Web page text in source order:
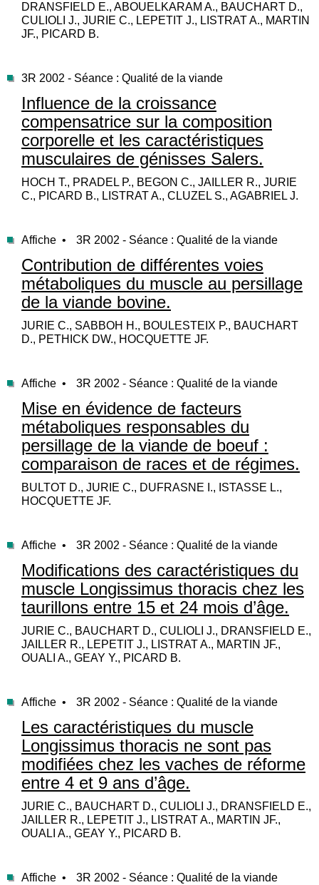
DRANSFIELD E., ABOUELKARAM A., BAUCHART D.,
CULIOLI J., JURIE C., LEPETIT J., LISTRAT A., MARTIN
JF., PICARD B.
3R 2002 - Séance : Qualité de la viande
Influence de la croissance
compensatrice sur la composition
corporelle et les caractéristiques
musculaires de génisses Salers.
HOCH T., PRADEL P., BEGON C., JAILLER R., JURIE
C., PICARD B., LISTRAT A., CLUZEL S., AGABRIEL J.
Affiche • 3R 2002 - Séance : Qualité de la viande
Contribution de différentes voies
métaboliques du muscle au persillage
de la viande bovine.
JURIE C., SABBOH H., BOULESTEIX P., BAUCHART
D., PETHICK DW., HOCQUETTE JF.
Affiche • 3R 2002 - Séance : Qualité de la viande
Mise en évidence de facteurs
métaboliques responsables du
persillage de la viande de boeuf :
comparaison de races et de régimes.
BULTOT D., JURIE C., DUFRASNE I., ISTASSE L.,
HOCQUETTE JF.
Affiche • 3R 2002 - Séance : Qualité de la viande
Modifications des caractéristiques du
muscle Longissimus thoracis chez les
taurillons entre 15 et 24 mois d’âge.
JURIE C., BAUCHART D., CULIOLI J., DRANSFIELD E.,
JAILLER R., LEPETIT J., LISTRAT A., MARTIN JF.,
OUALI A., GEAY Y., PICARD B.
Affiche • 3R 2002 - Séance : Qualité de la viande
Les caractéristiques du muscle
Longissimus thoracis ne sont pas
modifiées chez les vaches de réforme
entre 4 et 9 ans d’âge.
JURIE C., BAUCHART D., CULIOLI J., DRANSFIELD E.,
JAILLER R., LEPETIT J., LISTRAT A., MARTIN JF.,
OUALI A., GEAY Y., PICARD B.
Affiche • 3R 2002 - Séance : Qualité de la viande